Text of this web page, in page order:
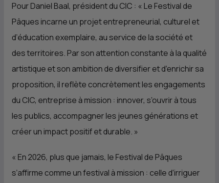
Pour Daniel Baal, président du CIC : « Le Festival de
Pâques incarne un projet entrepreneurial, culturel et
d’éducation exemplaire, au service de la société et
des territoires. Par son attention constante à la qualité
artistique et son ambition de diversifier et d’enrichir sa
proposition, il reflète concrètement les engagements
du CIC, entreprise à mission : innover, s’ouvrir à tous
les publics, accompagner les jeunes générations et
créer un impact positif et durable. »
« En 2026, plus que jamais, le Festival de Pâques
s’affirme comme un festival à mission : celle d’irriguer